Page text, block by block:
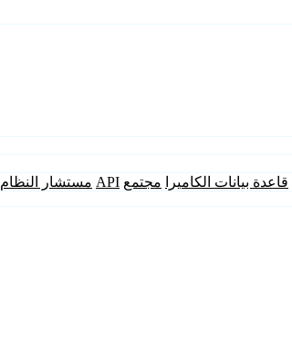
قاعدة بيانات الكاميرا مجتمع API مستشار النظام